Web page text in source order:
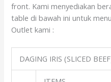
front. Kami menyediakan
table di bawah ini untuk
Outlet kami :
DAGING IRIS (SLICED